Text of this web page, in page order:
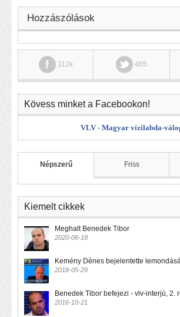
Hozzászólások
112k 465
Kövess minket a Facebookon!
VLV - Magyar vízilabda-
Népszerű Friss
Kiemelt cikkek
Meghalt Benedek Tibor
2020-06-18
Kemény Dénes bejelentette
2018-05-29
Benedek Tibor befejezi - vlv-interjú, 2.
2016-10-21